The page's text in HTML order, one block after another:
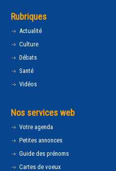
Rubriques
Actualité
Culture
Débats
Santé
Vidéos
Nos services web
Votre agenda
Petites annonces
Guide des prénoms
Cartes de voeux